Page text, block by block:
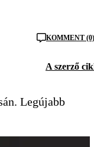
KOMMENT (0)
A szerző
Legújabb